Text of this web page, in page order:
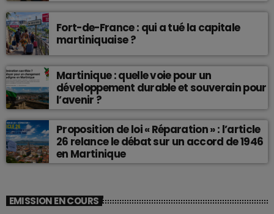
Fort-de-France : qui a tué la capitale
martiniquaise ?
Martinique : quelle voie pour un
développement durable et souverain pour
l’avenir ?
Proposition de loi « Réparation » : l’article
26 relance le débat sur un accord de 1946
en Martinique
EMISSION EN COURS